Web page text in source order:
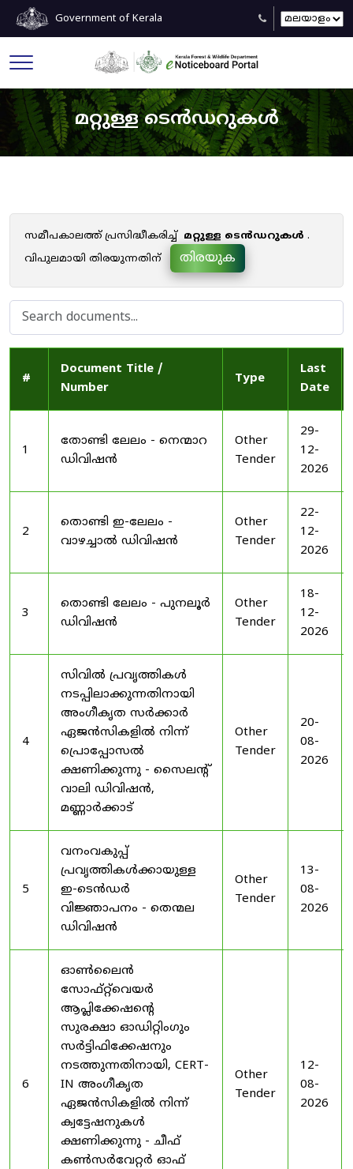
Government of Kerala
മറ്റുള്ള ടെൻഡറുകൾ
സമീപകാലത്ത് പ്രസിദ്ധീകരിച്ച് മറ്റുള്ള ടെൻഡറുകൾ .
വിപുലമായി തിരയുന്നതിന്
തിരയുക
#
Document Title /
Number
Type
Last
Date
1
തോണ്ടി ലേലം - നെന്മാറ
ഡിവിഷൻ
Other
Tender
29-
12-
2026
2
തൊണ്ടി ഇ-ലേലം -
വാഴച്ചാൽ ഡിവിഷൻ
Other
Tender
22-
12-
2026
3
തൊണ്ടി ലേലം - പുനലൂർ
ഡിവിഷൻ
Other
Tender
18-
12-
2026
4
സിവിൽ പ്രവൃത്തികൾ
നടപ്പിലാക്കുന്നതിനായി
അംഗീകൃത സർക്കാർ
ഏജൻസികളിൽ നിന്ന്
പ്രൊപ്പോസൽ
ക്ഷണിക്കുന്നു - സൈലന്റ്
വാലി ഡിവിഷൻ,
മണ്ണാർക്കാട്
Other
Tender
20-
08-
2026
5
വനംവകുപ്പ്
പ്രവൃത്തികൾക്കായുള്ള
ഇ-ടെൻഡർ
വിജ്ഞാപനം - തെന്മല
ഡിവിഷൻ
Other
Tender
13-
08-
2026
6
ഓൺലൈൻ
സോഫ്റ്റ്‌വെയർ
ആപ്ലിക്കേഷന്റെ
സുരക്ഷാ ഓഡിറ്റിംഗും
സർട്ടിഫിക്കേഷനും
നടത്തുന്നതിനായി, CERT-
IN അംഗീകൃത
ഏജൻസികളിൽ നിന്ന്
ക്വട്ടേഷനുകൾ
ക്ഷണിക്കുന്നു - ചീഫ്
കൺസർവേറ്റർ ഓഫ്
Other
Tender
12-
08-
2026